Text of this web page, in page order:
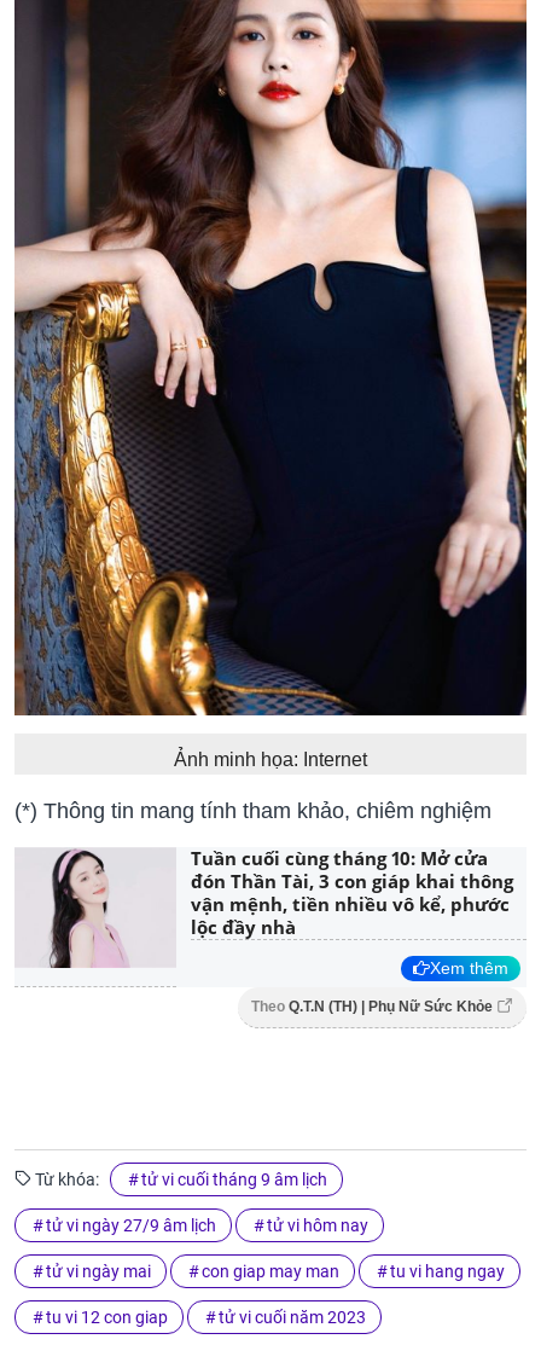
Ảnh minh họa: Internet
(*) Thông tin mang tính tham khảo, chiêm nghiệm
Tuần cuối cùng tháng 10: Mở cửa
đón Thần Tài, 3 con giáp khai thông
vận mệnh, tiền nhiều vô kể, phước
lộc đầy nhà
Xem thêm
Theo Q.T.N (TH) | Phụ Nữ Sức Khỏe
Từ khóa: tử vi cuối tháng 9 âm lịch
tử vi ngày 27/9 âm lịch tử vi hôm nay
tử vi ngày mai con giap may man tu vi hang ngay
tu vi 12 con giap tử vi cuối năm 2023